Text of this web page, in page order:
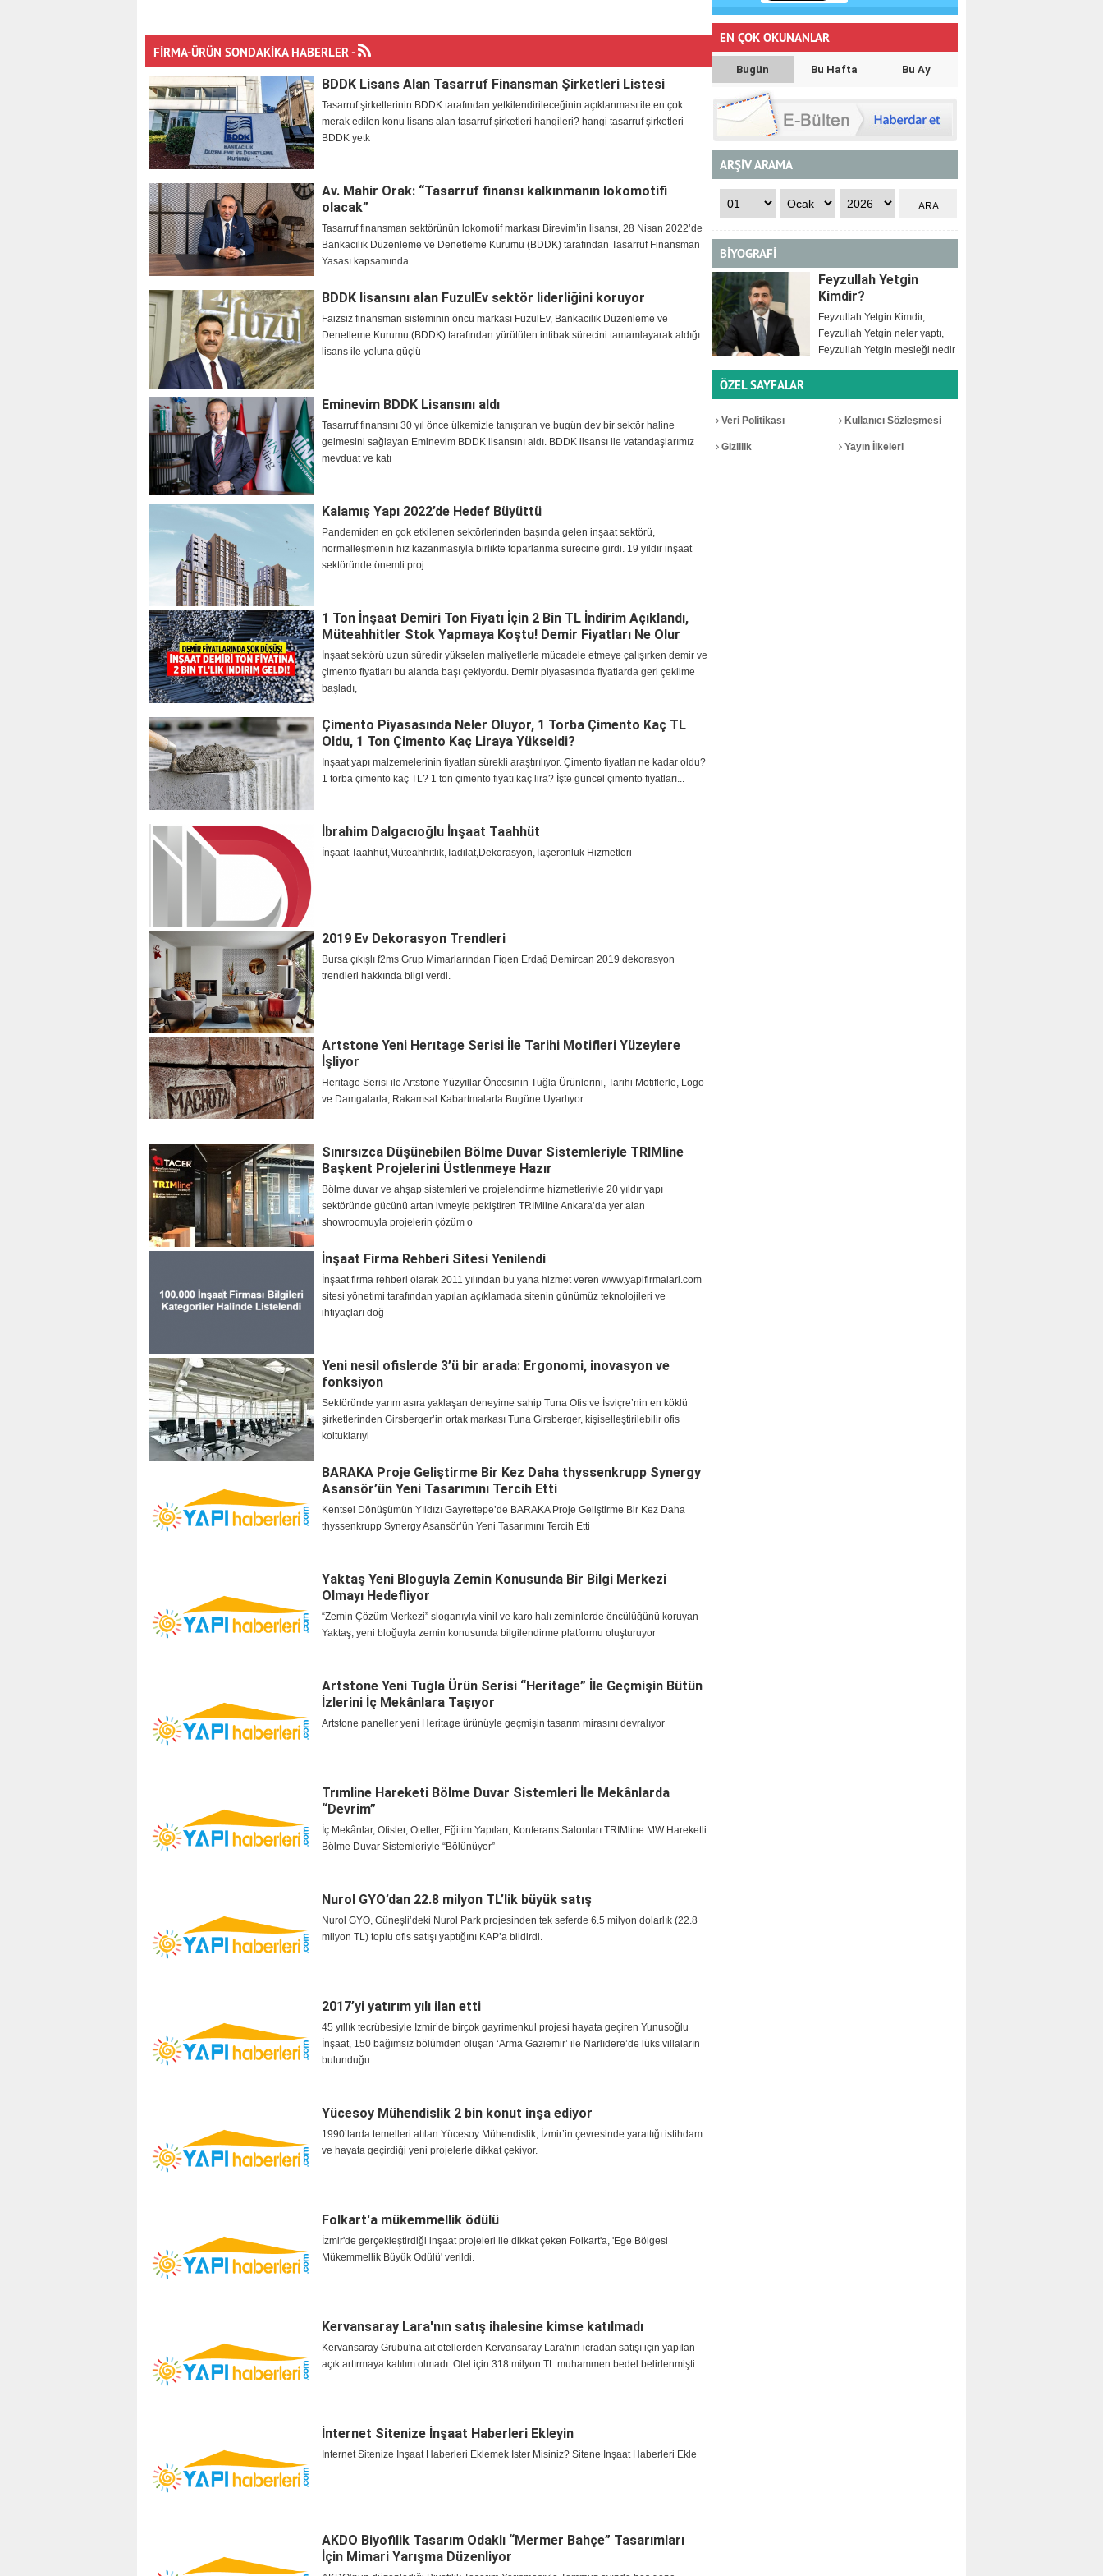
FİRMA-ÜRÜN SONDAKİKA HABERLER -
BDDK Lisans Alan Tasarruf Finansman Şirketleri Listesi
Tasarruf şirketlerinin BDDK tarafından yetkilendirileceğinin açıklanması ile en çok
merak edilen konu lisans alan tasarruf şirketleri hangileri? hangi tasarruf şirketleri
BDDK yetk
Av. Mahir Orak: “Tasarruf finansı kalkınmanın lokomotifi
olacak”
Tasarruf finansman sektörünün lokomotif markası Birevim’in lisansı, 28 Nisan 2022’de
Bankacılık Düzenleme ve Denetleme Kurumu (BDDK) tarafından Tasarruf Finansman
Yasası kapsamında
BDDK lisansını alan FuzulEv sektör liderliğini koruyor
Faizsiz finansman sisteminin öncü markası FuzulEv, Bankacılık Düzenleme ve
Denetleme Kurumu (BDDK) tarafından yürütülen intibak sürecini tamamlayarak aldığı
lisans ile yoluna güçlü
Eminevim BDDK Lisansını aldı
Tasarruf finansını 30 yıl önce ülkemizle tanıştıran ve bugün dev bir sektör haline
gelmesini sağlayan Eminevim BDDK lisansını aldı. BDDK lisansı ile vatandaşlarımız
mevduat ve katı
Kalamış Yapı 2022’de Hedef Büyüttü
Pandemiden en çok etkilenen sektörlerinden başında gelen inşaat sektörü,
normalleşmenin hız kazanmasıyla birlikte toparlanma sürecine girdi. 19 yıldır inşaat
sektöründe önemli proj
1 Ton İnşaat Demiri Ton Fiyatı İçin 2 Bin TL İndirim Açıklandı,
Müteahhitler Stok Yapmaya Koştu! Demir Fiyatları Ne Olur
İnşaat sektörü uzun süredir yükselen maliyetlerle mücadele etmeye çalışırken demir ve
çimento fiyatları bu alanda başı çekiyordu. Demir piyasasında fiyatlarda geri çekilme
başladı,
Çimento Piyasasında Neler Oluyor, 1 Torba Çimento Kaç TL
Oldu, 1 Ton Çimento Kaç Liraya Yükseldi?
İnşaat yapı malzemelerinin fiyatları sürekli araştırılıyor. Çimento fiyatları ne kadar oldu?
1 torba çimento kaç TL? 1 ton çimento fiyatı kaç lira? İşte güncel çimento fiyatları...
İbrahim Dalgacıoğlu İnşaat Taahhüt
İnşaat Taahhüt,Müteahhitlik,Tadilat,Dekorasyon,Taşeronluk Hizmetleri
2019 Ev Dekorasyon Trendleri
Bursa çıkışlı f2ms Grup Mimarlarından Figen Erdağ Demircan 2019 dekorasyon
trendleri hakkında bilgi verdi.
Artstone Yeni Herıtage Serisi İle Tarihi Motifleri Yüzeylere
İşliyor
Heritage Serisi ile Artstone Yüzyıllar Öncesinin Tuğla Ürünlerini, Tarihi Motiflerle, Logo
ve Damgalarla, Rakamsal Kabartmalarla Bugüne Uyarlıyor
Sınırsızca Düşünebilen Bölme Duvar Sistemleriyle TRIMline
Başkent Projelerini Üstlenmeye Hazır
Bölme duvar ve ahşap sistemleri ve projelendirme hizmetleriyle 20 yıldır yapı
sektöründe gücünü artan ivmeyle pekiştiren TRIMline Ankara’da yer alan
showroomuyla projelerin çözüm o
İnşaat Firma Rehberi Sitesi Yenilendi
​İnşaat firma rehberi olarak 2011 yılından bu yana hizmet veren www.yapifirmalari.com
sitesi yönetimi tarafından yapılan açıklamada sitenin günümüz teknolojileri ve
ihtiyaçları doğ
Yeni nesil ofislerde 3’ü bir arada: Ergonomi, inovasyon ve
fonksiyon
Sektöründe yarım asıra yaklaşan deneyime sahip Tuna Ofis ve İsviçre’nin en köklü
şirketlerinden Girsberger’in ortak markası Tuna Girsberger, kişiselleştirilebilir ofis
koltuklarıyl
BARAKA Proje Geliştirme Bir Kez Daha thyssenkrupp Synergy
Asansör’ün Yeni Tasarımını Tercih Etti
Kentsel Dönüşümün Yıldızı Gayrettepe’de BARAKA Proje Geliştirme Bir Kez Daha
thyssenkrupp Synergy Asansör’ün Yeni Tasarımını Tercih Etti
Yaktaş Yeni Bloguyla Zemin Konusunda Bir Bilgi Merkezi
Olmayı Hedefliyor
“Zemin Çözüm Merkezi” sloganıyla vinil ve karo halı zeminlerde öncülüğünü koruyan
Yaktaş, yeni bloğuyla zemin konusunda bilgilendirme platformu oluşturuyor
Artstone Yeni Tuğla Ürün Serisi “Heritage” İle Geçmişin Bütün
İzlerini İç Mekânlara Taşıyor
Artstone paneller yeni Heritage ürünüyle geçmişin tasarım mirasını devralıyor
Trımline Hareketi Bölme Duvar Sistemleri İle Mekânlarda
“Devrim”
İç Mekânlar, Ofisler, Oteller, Eğitim Yapıları, Konferans Salonları TRIMline MW Hareketli
Bölme Duvar Sistemleriyle “Bölünüyor”
Nurol GYO’dan 22.8 milyon TL’lik büyük satış
Nurol GYO, Güneşli’deki Nurol Park projesinden tek seferde 6.5 milyon dolarlık (22.8
milyon TL) toplu ofis satışı yaptığını KAP’a bildirdi.
2017’yi yatırım yılı ilan etti
45 yıllık tecrübesiyle İzmir’de birçok gayrimenkul projesi hayata geçiren Yunusoğlu
İnşaat, 150 bağımsız bölümden oluşan ‘Arma Gaziemir’ ile Narlıdere’de lüks villaların
bulunduğu
Yücesoy Mühendislik 2 bin konut inşa ediyor
1990’larda temelleri atılan Yücesoy Mühendislik, İzmir’in çevresinde yarattığı istihdam
ve hayata geçirdiği yeni projelerle dikkat çekiyor.
Folkart'a mükemmellik ödülü
İzmir'de gerçekleştirdiği inşaat projeleri ile dikkat çeken Folkart'a, 'Ege Bölgesi
Mükemmellik Büyük Ödülü' verildi.
Kervansaray Lara'nın satış ihalesine kimse katılmadı
Kervansaray Grubu'na ait otellerden Kervansaray Lara'nın icradan satışı için yapılan
açık artırmaya katılım olmadı. Otel için 318 milyon TL muhammen bedel belirlenmişti.
İnternet Sitenize İnşaat Haberleri Ekleyin
İnternet Sitenize İnşaat Haberleri Eklemek İster Misiniz? Sitene İnşaat Haberleri Ekle
AKDO Biyofilik Tasarım Odaklı “Mermer Bahçe” Tasarımları
İçin Mimari Yarışma Düzenliyor
EN ÇOK OKUNANLAR
Bugün Bu Hafta Bu Ay
ARŞİV ARAMA
BİYOGRAFİ
Feyzullah Yetgin
Kimdir?
Feyzullah Yetgin Kimdir,
Feyzullah Yetgin neler yaptı,
Feyzullah Yetgin mesleği nedir
ÖZEL SAYFALAR
Veri Politikası Kullanıcı Sözleşmesi
Gizlilik Yayın İlkeleri